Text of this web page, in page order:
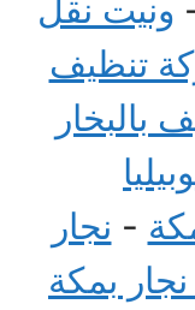
ونيت نقل
تنظيف
بالبخار
- نجار
بمكة